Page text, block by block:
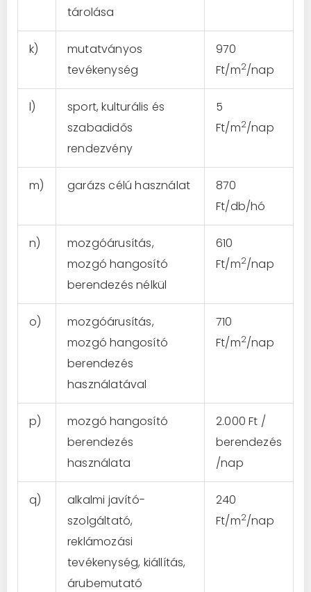
tárolása
k)
mutatványos
tevékenység
970
Ft/m2/nap
l)
sport, kulturális és
szabadidős
rendezvény
5
Ft/m2/nap
m) garázs célú használat
870
Ft/db/hó
n)
mozgóárusítás,
mozgó hangosító
berendezés nélkül
610
Ft/m2/nap
o)
mozgóárusítás,
mozgó hangosító
berendezés
használatával
710
Ft/m2/nap
p)
mozgó hangosító
berendezés
használata
2.000 Ft /
berendezés
/nap
q)
alkalmi javító-
szolgáltató,
reklámozási
tevékenység, kiállítás,
árubemutató
240
Ft/m2/nap